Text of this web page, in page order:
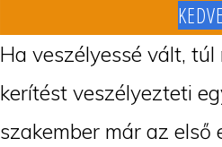
Ha veszélyessé vált,
kerítést veszélyezteti
szakember már az